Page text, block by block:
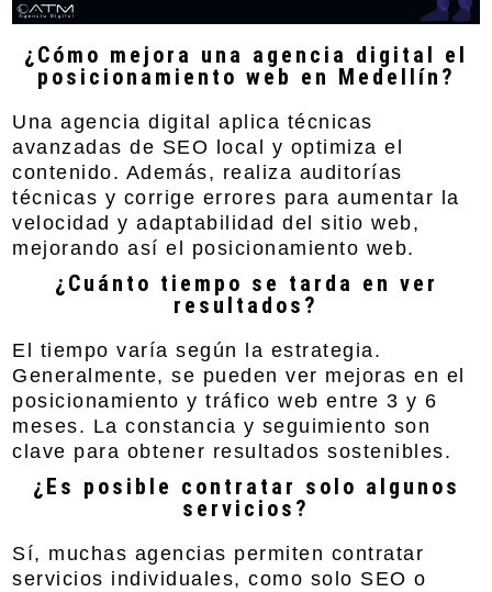
¿Cómo mejora una agencia digital el
posicionamiento web en Medellín?
Una agencia digital aplica técnicas
avanzadas de SEO local y optimiza el
contenido. Además, realiza auditorías
técnicas y corrige errores para aumentar la
velocidad y adaptabilidad del sitio web,
mejorando así el posicionamiento web.
¿Cuánto tiempo se tarda en ver
resultados?
El tiempo varía según la estrategia.
Generalmente, se pueden ver mejoras en el
posicionamiento y tráfico web entre 3 y 6
meses. La constancia y seguimiento son
clave para obtener resultados sostenibles.
¿Es posible contratar solo algunos
servicios?
Sí, muchas agencias permiten contratar
servicios individuales, como solo SEO o